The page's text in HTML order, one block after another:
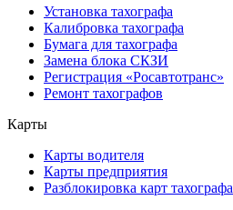
Установка тахографа
Калибровка тахографа
Бумага для тахографа
Замена блока СКЗИ
Регистрация «Росавтотранс»
Ремонт тахографов
Карты
Карты водителя
Карты предприятия
Разблокировка карт тахографа